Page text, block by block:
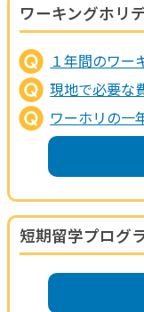
ワーキングホリ
１年間のワー
現地で必要な
ワーホリの一
短期留学プログ